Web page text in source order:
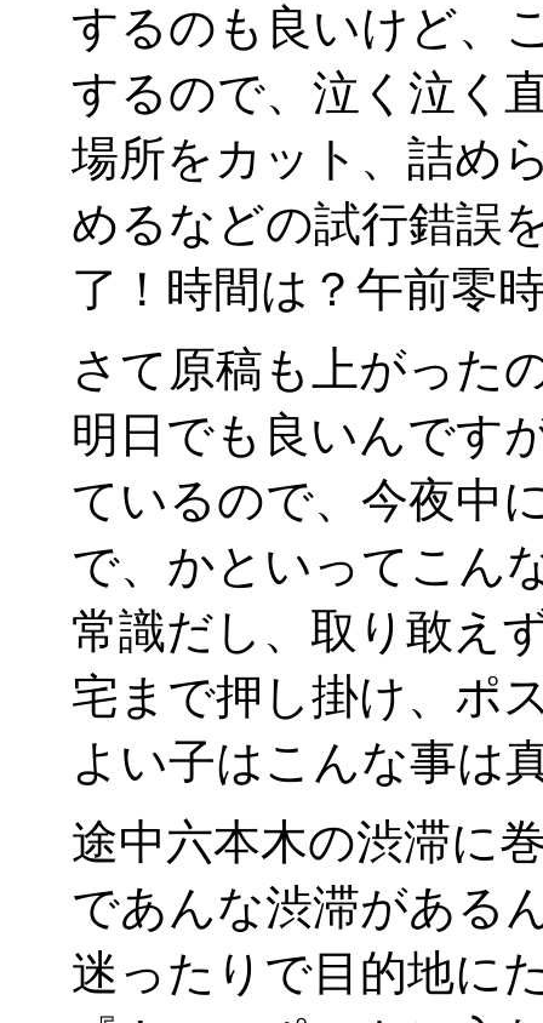
するのも良いけど、
するので、泣く泣く
場所をカット、詰め
めるなどの試行錯誤
了！時間は？午前零
さて原稿も上がった
明日でも良いんです
ているので、今夜中
で、かといってこん
常識だし、取り敢え
宅まで押し掛け、ポ
よい子はこんな事は
途中六本木の渋滞に
であんな渋滞がある
迷ったりで目的地に